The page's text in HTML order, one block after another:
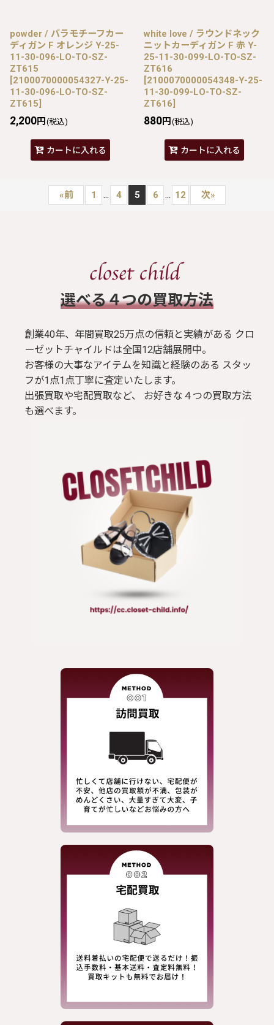
powder / バラモチーフカー
ディガン F オレンジ Y-25-
11-30-096-LO-TO-SZ-
ZT615
[2100070000054327-Y-25-
11-30-096-LO-TO-SZ-
ZT615]
2,200円 (税込)
カートに入れる
white love / ラウンドネック
ニットカーディガン F 赤 Y-
25-11-30-099-LO-TO-SZ-
ZT616
[2100070000054348-Y-25-
11-30-099-LO-TO-SZ-
ZT616]
880円 (税込)
カートに入れる
«前 1 ... 4 5 6 ... 12 次»
​選べる４つの買取方法
創業40年、年間買取25万点の信頼と実績がある クロ
ーゼットチャイルドは全国12店舗展開中。
お客様の大事なアイテムを知識と経験のある スタッ
フが1点1点丁寧に査定いたします。
出張買取や宅配買取など、 お好きな４つの買取方法
も選べます。